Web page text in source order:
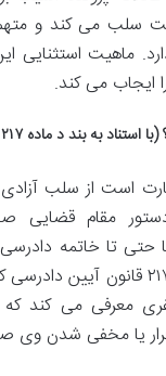
سلب می کند و
ماهیت استثنایی
ایجاب می کند.
است از سلب
دستور مقام قضایی
حتی تا خاتمه
این قرار، بند د ماده ۲۱۷ قانون
معرفی می کند
یا مخفی شدن وی